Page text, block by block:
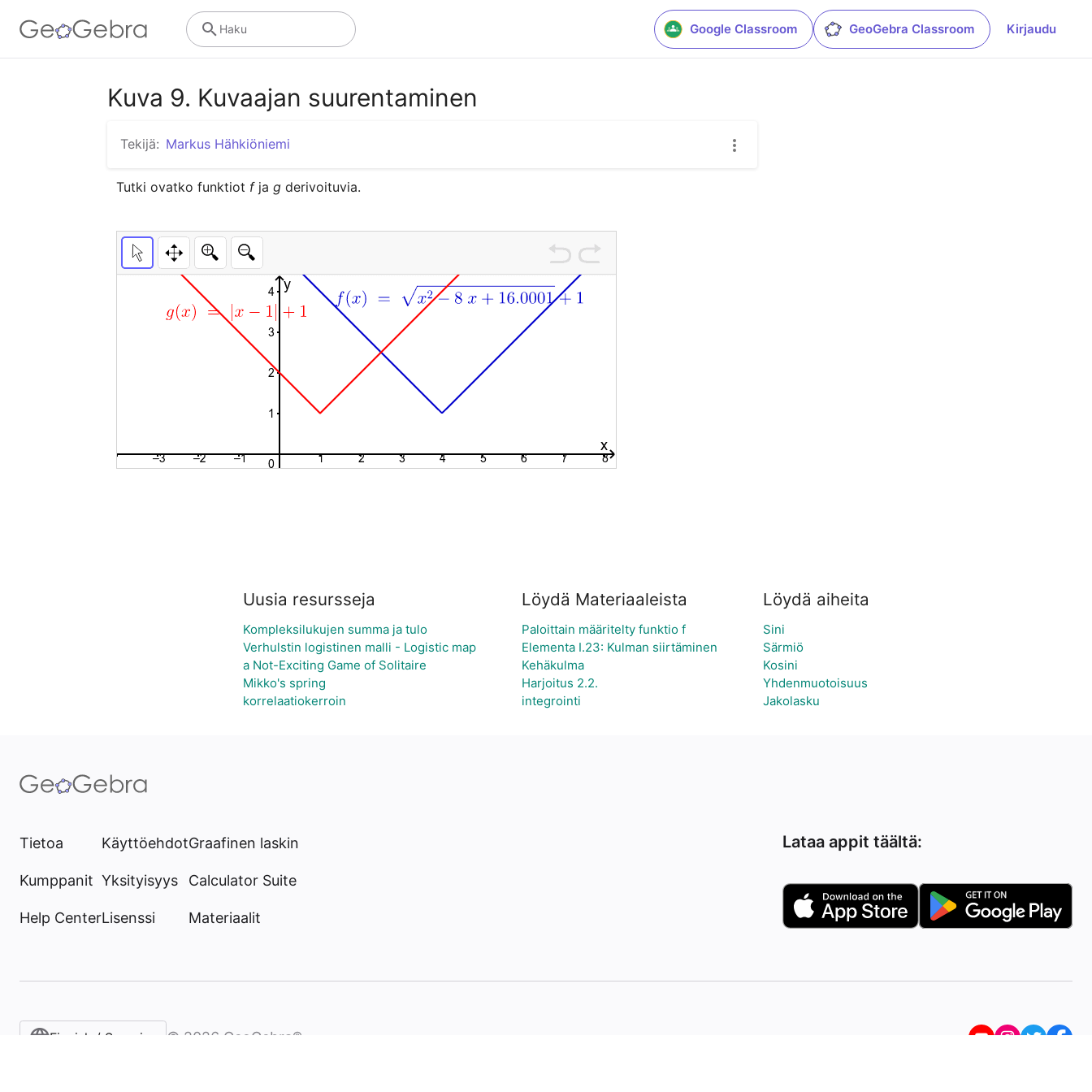
Google Classroom GeoGebra Classroom Kirjaudu
Haku
Kuva 9. Kuvaajan suurentaminen
Tekijä: Markus Hähkiöniemi
Tutki ovatko funktiot f ja g derivoituvia.
Uusia resursseja
Kompleksilukujen summa ja tulo
Verhulstin logistinen malli - Logistic map
a Not-Exciting Game of Solitaire
Mikko's spring
korrelaatiokerroin
Löydä Materiaaleista
Paloittain määritelty funktio f
Elementa I.23: Kulman siirtäminen
Kehäkulma
Harjoitus 2.2.
integrointi
Löydä aiheita
Sini
Särmiö
Kosini
Yhdenmuotoisuus
Jakolasku
Tietoa
Kumppanit
Help Center
Käyttöehdot
Yksityisyys
Lisenssi
Graafinen laskin
Calculator Suite
Materiaalit
Lataa appit täältä:
Finnish / Suomi‎ © 2026 GeoGebra®